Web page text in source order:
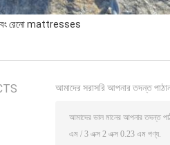
রেনো mattresses
আমাদের সরাসরি আপনার তদন্ত